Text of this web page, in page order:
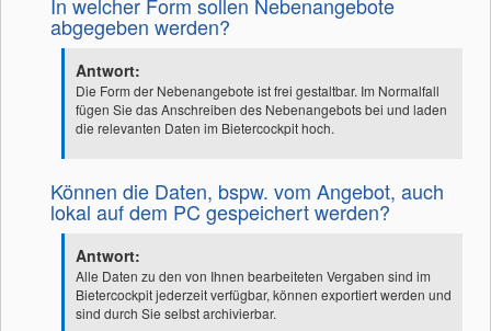
abgegeben werden?
Antwort:
Die Form der Nebenangebote ist frei gestaltbar. Im Normalfall
fügen Sie das Anschreiben des Nebenangebots bei und laden
die relevanten Daten im Bietercockpit hoch.
Können die Daten, bspw. vom Angebot, auch
lokal auf dem PC gespeichert werden?
Antwort:
Alle Daten zu den von Ihnen bearbeiteten Vergaben sind im
Bietercockpit jederzeit verfügbar, können exportiert werden und
sind durch Sie selbst archivierbar.